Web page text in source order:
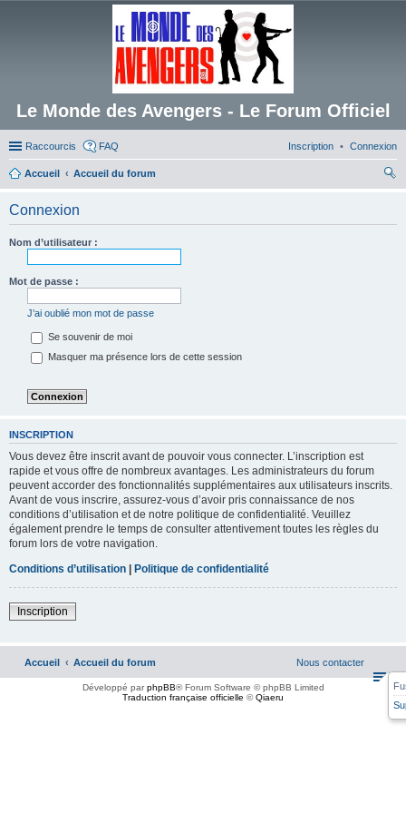
Le Monde des Avengers - Le Forum Officiel
Raccourcis FAQ Connexion
Inscription
Accueil
Accueil du forum
Connexion
Nom d’utilisateur :
Mot de passe :
J’ai oublié mon mot de passe
Se souvenir de moi
Masquer ma présence lors de cette session
INSCRIPTION
Vous devez être inscrit avant de pouvoir vous connecter. L’inscription est
rapide et vous offre de nombreux avantages. Les administrateurs du forum
peuvent accorder des fonctionnalités supplémentaires aux utilisateurs inscrits.
Avant de vous inscrire, assurez-vous d’avoir pris connaissance de nos
conditions d’utilisation et de notre politique de confidentialité. Veuillez
également prendre le temps de consulter attentivement toutes les règles du
forum lors de votre navigation.
Conditions d’utilisation | Politique de confidentialité
Inscription
Accueil Accueil du forum Nous contacter
Développé parphpBB® Forum Software © phpBB Limited
Traduction française officielle ©Qiaeru